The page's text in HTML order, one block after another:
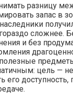
разницу
запас в
сложнее.
и без
цель — не
его